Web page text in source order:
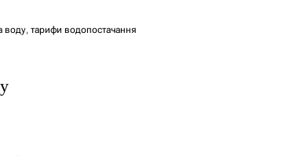
воду, тарифи водопостачання